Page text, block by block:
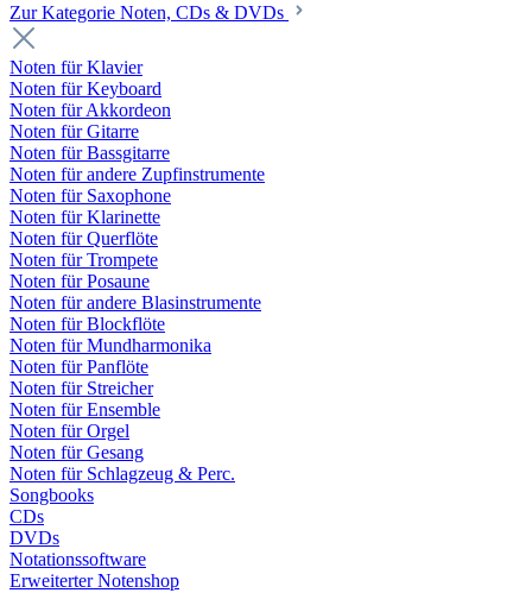
Zur Kategorie Noten, CDs & DVDs
Noten für Klavier
Noten für Keyboard
Noten für Akkordeon
Noten für Gitarre
Noten für Bassgitarre
Noten für andere Zupfinstrumente
Noten für Saxophone
Noten für Klarinette
Noten für Querflöte
Noten für Trompete
Noten für Posaune
Noten für andere Blasinstrumente
Noten für Blockflöte
Noten für Mundharmonika
Noten für Panflöte
Noten für Streicher
Noten für Ensemble
Noten für Orgel
Noten für Gesang
Noten für Schlagzeug & Perc.
Songbooks
CDs
DVDs
Notationssoftware
Erweiterter Notenshop